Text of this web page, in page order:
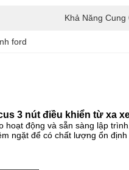
Khả Năng Cung
ford
3 nút điều khiển từ xa
động và sẵn sàng lập
ngặt để có chất lượng ổn